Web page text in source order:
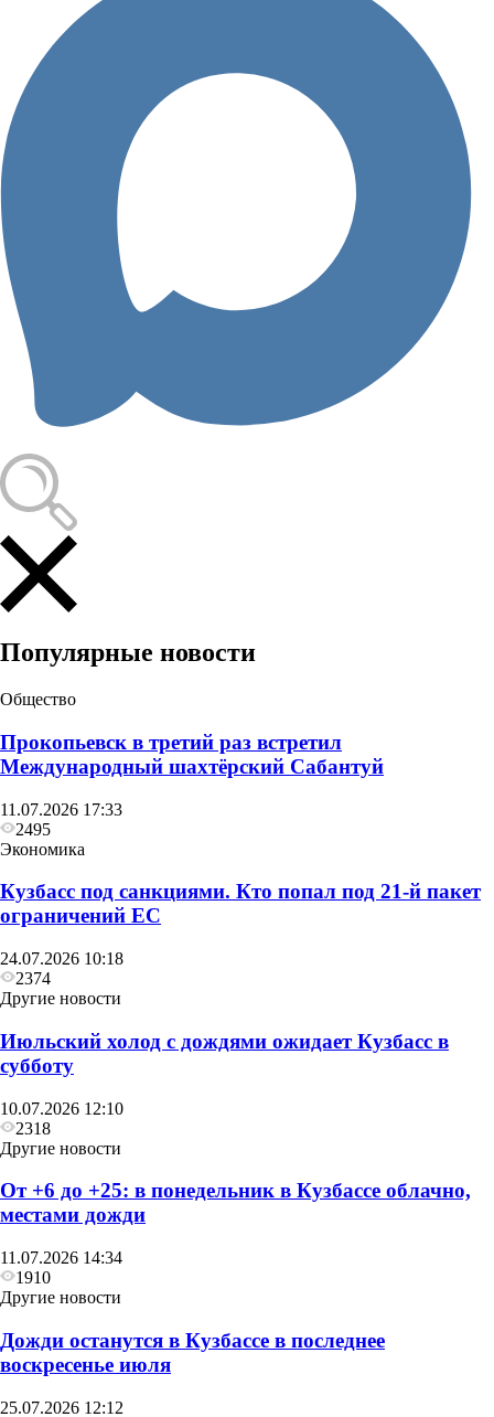
Другие новости
В воскресенье в Кузбассе сначала похолодает до
+6, а затем потеплеет до +27
Популярные новости
Общество
Прокопьевск в третий раз встретил
Международный шахтёрский Сабантуй
11.07.2026 17:33
2495
Экономика
Кузбасс под санкциями. Кто попал под 21‑й пакет
ограничений ЕС
24.07.2026 10:18
2374
Другие новости
Июльский холод с дождями ожидает Кузбасс в
субботу
10.07.2026 12:10
2318
Другие новости
От +6 до +25: в понедельник в Кузбассе облачно,
местами дожди
11.07.2026 14:34
1910
Другие новости
Дожди останутся в Кузбассе в последнее
воскресенье июля
25.07.2026 12:12